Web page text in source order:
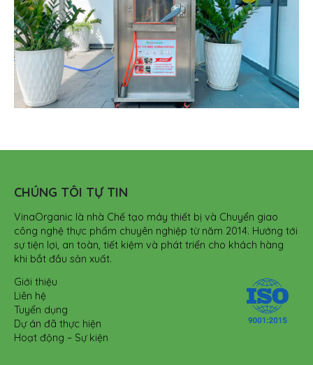
CHÚNG TÔI TỰ TIN
VinaOrganic là nhà Chế tạo máy thiết bị và Chuyển giao
công nghệ thực phẩm chuyên nghiệp từ năm 2014. Hướng tới
sự tiện lợi, an toàn, tiết kiệm và phát triển cho khách hàng
khi bắt đầu sản xuất.
Giới thiệu
Liên hệ
Tuyển dụng
Dự án đã thực hiện
Hoạt động – Sự kiện